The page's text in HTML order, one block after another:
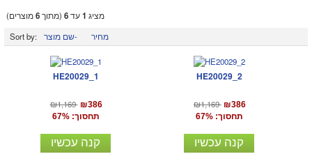
מציג 1עד6 (מתוך6מוצרים)
Sort by:
שם מוצר- מחיר
HE20029_1
₪1,169 ₪386
תחסוך: 67%
קנה עכשיו
HE20029_2
₪1,169 ₪386
תחסוך: 67%
קנה עכשיו